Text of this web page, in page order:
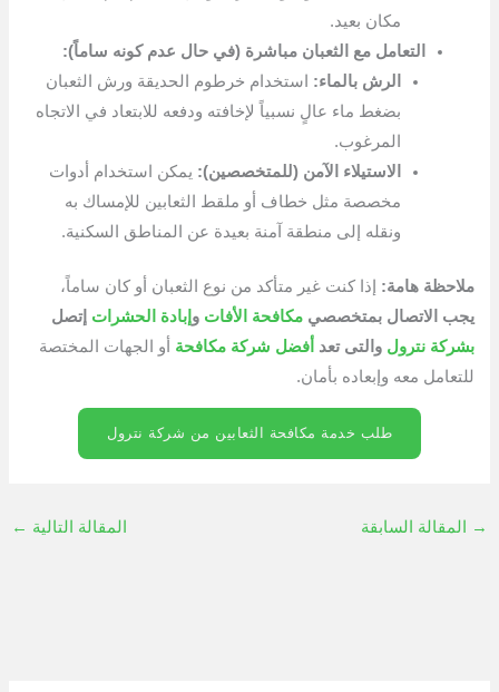
مكان بعيد.
التعامل مع الثعبان مباشرة (في حال عدم كونه ساماً):
الرش بالماء: استخدام خرطوم الحديقة ورش الثعبان
بضغط ماء عالٍ نسبياً لإخافته ودفعه للابتعاد في الاتجاه
المرغوب.
الاستيلاء الآمن (للمتخصصين): يمكن استخدام أدوات
مخصصة مثل خطاف أو ملقط الثعابين للإمساك به
ونقله إلى منطقة آمنة بعيدة عن المناطق السكنية.
ملاحظة هامة: إذا كنت غير متأكد من نوع الثعبان أو كان ساماً،
يجب الاتصال بمتخصصيمكافحة الأفات و إبادة الحشرات إتصل
بشركة نترول والتى تعد أفضل شركة مكافحة أو الجهات المختصة
للتعامل معه وإبعاده بأمان.
طلب خدمة مكافحة الثعابين من شركة نترول
→ المقالة السابقة المقالة التالية ←